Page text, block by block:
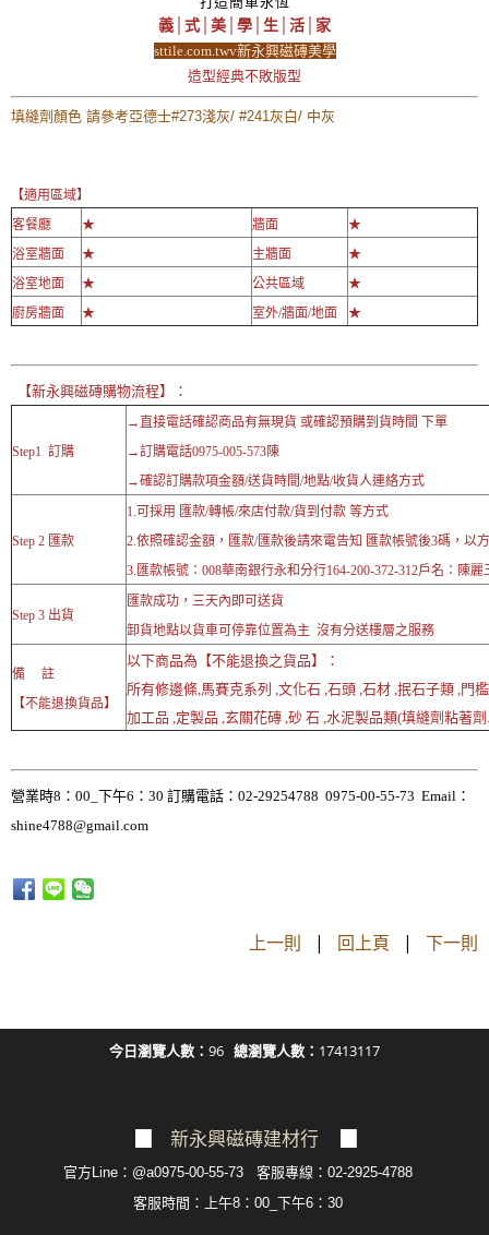
義│式│美│學│生│活│家
sttile.com.twv新永興磁磚美學
造型經典不敗版型
填縫劑顏色 請參考亞德士#273淺灰/ #241灰白/ 中灰
【適用區域】
客餐廳
★ 牆面
★
浴室牆面
★ 主牆面
★
浴室地面
★ 公共區域
★
廚房牆面
★ 室外/牆面/地面 ★
【新永興磁磚購物流程】：
Step1 訂購
→直接電話確認商品有無現貨 或確認預購到貨時間 下單
→訂購電話0975-005-573陳
→確認訂購款項金額/送貨時間/地點/收貨人連絡方式
Step 2 匯款
1.可採用 匯款/轉帳/來店付款/貨到付款 等方式
2.依照確認金額，匯款/匯款後請來電告知 匯款帳號後3碼，以
3.匯款帳號：008華南銀行永和分行164-200-372-312戶名：陳麗
Step 3 出貨
匯款成功，三天內即可送貨
卸貨地點以貨車可停靠位置為主 沒有分送樓層之服務
備 註
【不能退換貨品】
以下商品為【不能退換之貨品】：
所有修邊條,馬賽克系列 ,文化石 ,石頭 ,石材 ,抿石子類 ,門
加工品 ,定製品 ,玄關花磚 ,砂 石 ,水泥製品類(填縫劑粘著劑
營業時8：00_下午6：30 訂購電話：02-29254788 0975-00-55-73 Email：
shine4788@gmail.com
上一則 | 回上頁 | 下一則
今日瀏覽人數： 96 總瀏覽人數： 17413117
新永興磁磚建材行
官方Line：@a0975-00-55-73 客服專線：02-2925-4788
客服 時間：上午8：00_下午6：30